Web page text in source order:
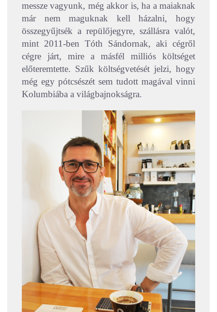
messze vagyunk, még akkor is, ha a maiaknak
már nem maguknak kell házalni, hogy
összegyűjtsék a repülőjegyre, szállásra valót,
mint 2011-ben Tóth Sándornak, aki cégről
cégre járt, mire a másfél milliós költséget
előteremtette. Szűk költségvetését jelzi, hogy
még egy pótcsészét sem tudott magával vinni
Kolumbiába a világbajnokságra.